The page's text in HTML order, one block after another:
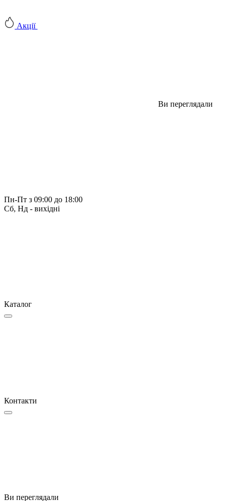
Акції
Ви переглядали
Пн-Пт з 09:00 до 18:00
Сб, Нд - вихідні
Каталог
Контакти
Ви переглядали